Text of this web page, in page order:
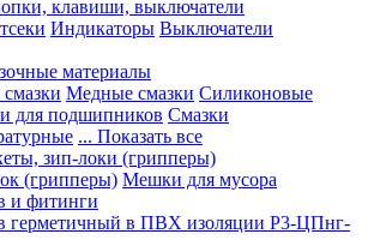
клавиши, выключатели
Индикаторы Выключатели
материалы
Медные смазки Силиконовые
для подшипников Смазки
... Показать все
зип-локи (грипперы)
(грипперы) Мешки для мусора
и фитинги
герметичный в ПВХ изоляции Р3-ЦПнг-